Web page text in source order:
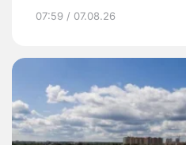
07:59 / 07.08.26